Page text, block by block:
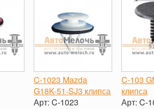
C-1023 Mazda
G18K-51-SJ3 клипса
Арт: C-1023
C-103
клипса
Арт: C-